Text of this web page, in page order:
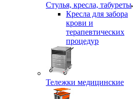
Стулья, кресла, табуреты
Кресла для забора
крови и
терапевтических
процедур
Тележки медицинские